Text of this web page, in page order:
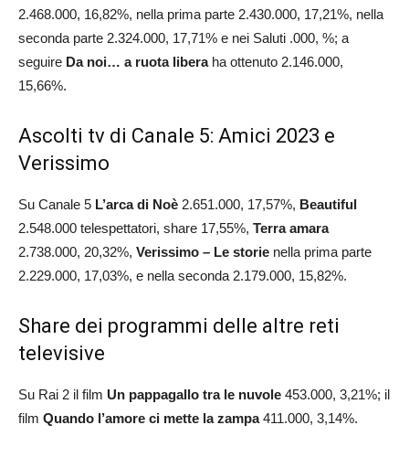
2.468.000, 16,82%, nella prima parte 2.430.000, 17,21%, nella
seconda parte 2.324.000, 17,71% e nei Saluti .000, %; a
seguire Da noi… a ruota libera ha ottenuto 2.146.000,
15,66%.
Ascolti tv di Canale 5: Amici 2023 e
Verissimo
Su Canale 5 L’arca di Noè 2.651.000, 17,57%, Beautiful
2.548.000 telespettatori, share 17,55%, Terra amara
2.738.000, 20,32%, Verissimo – Le storie nella prima parte
2.229.000, 17,03%, e nella seconda 2.179.000, 15,82%.
Share dei programmi delle altre reti
televisive
Su Rai 2 il film Un pappagallo tra le nuvole 453.000, 3,21%; il
film Quando l’amore ci mette la zampa411.000, 3,14%.